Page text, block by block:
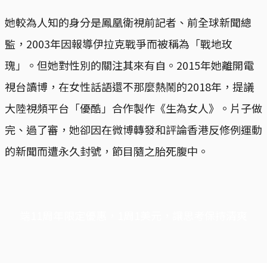
她較為人知的身分是鳳凰衛視前記者、前全球新聞總
監，2003年因報導伊拉克戰爭而被稱為「戰地玫
瑰」。但她對性別的關注其來有自。2015年她離開電
視台讀博，在女性話語還不那麼熱鬧的2018年，提議
大陸視頻平台「優酷」合作製作《生為女人》。片子做
完、過了審，她卻因在微博轉發和評論香港反修例運動
的新聞而遭永久封號，節目隨之胎死腹中。